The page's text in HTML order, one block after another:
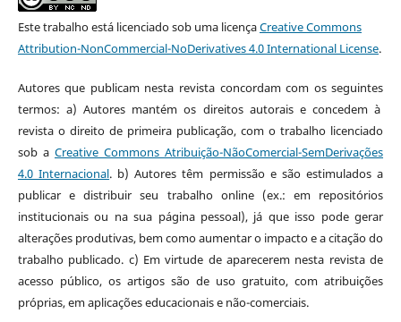
Este trabalho está licenciado sob uma licençaCreative Commons
Attribution-NonCommercial-NoDerivatives 4.0 International License.
Autores que publicam nesta revista concordam com os seguintes
termos: a) Autores mantém os direitos autorais e concedem à
revista o direito de primeira publicação, com o trabalho licenciado
sob a Creative Commons Atribuição-NãoComercial-SemDerivações
4.0 Internacional. b) Autores têm permissão e são estimulados a
publicar e distribuir seu trabalho online (ex.: em repositórios
institucionais ou na sua página pessoal), já que isso pode gerar
alterações produtivas, bem como aumentar o impacto e a citação do
trabalho publicado. c) Em virtude de aparecerem nesta revista de
acesso público, os artigos são de uso gratuito, com atribuições
próprias, em aplicações educacionais e não-comerciais.